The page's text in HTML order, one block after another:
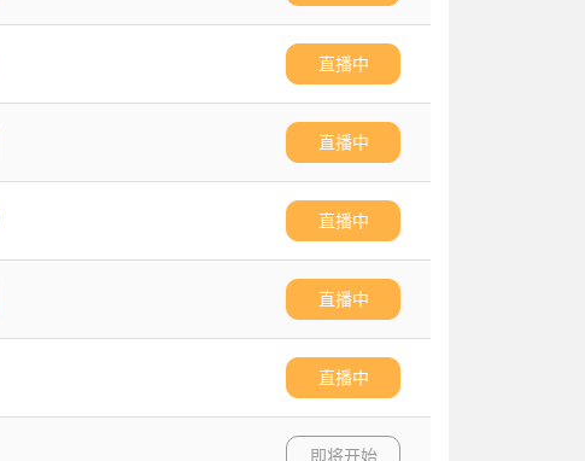
直播中
直播中
直播中
直播中
直播中
即将开始